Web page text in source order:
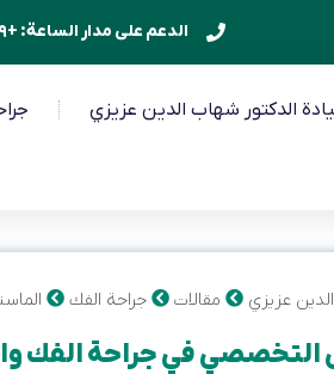
الدعم على مدار الساعة: +۹۸۹۱۷۵۷۲۵۶۸۹
الدكتور شهاب الدين عزيزي
عزيزي مقالات جراحة الفك
التخصصي في جراحة الفك